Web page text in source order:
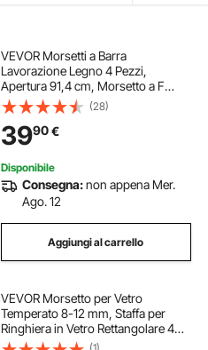
VEVOR Morsetti a Barra
Lavorazione Legno 4 Pezzi,
Apertura 91,4 cm, Morsetto a F
Bloccabile Carico max. 272 kg,
Profondità 63,5 mm, Set di
Morsetto da Falegname Materiale in
Ghisa Acciaio al Carbonio
(28)
3990€
Disponibile
Consegna:non appena Mer.
Ago. 12
Aggiungi al carrello
VEVOR Morsetto per Vetro
Temperato 8-12 mm, Staffa per
Ringhiera in Vetro Rettangolare 4
Pezzi, Morsetto per Montaggio